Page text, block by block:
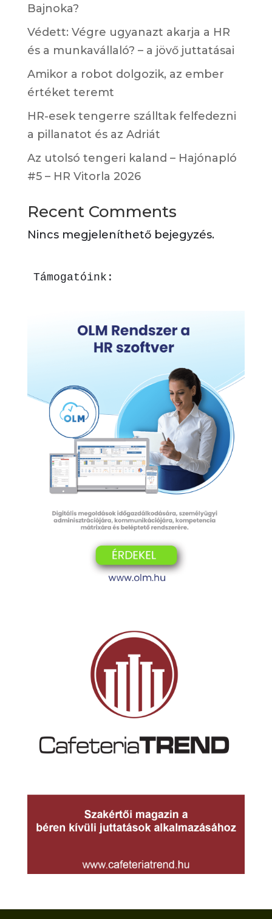
Bajnoka?
Védett: Végre ugyanazt akarja a HR
és a munkavállaló? – a jövő juttatásai
Amikor a robot dolgozik, az ember
értéket teremt
HR-esek tengerre szálltak felfedezni
a pillanatot és az Adriát
Az utolsó tengeri kaland – Hajónapló
#5 – HR Vitorla 2026
Recent Comments
Nincs megjeleníthető bejegyzés.
Támogatóink: